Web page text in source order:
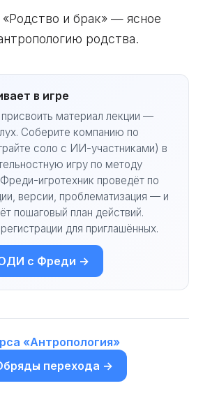
и брак» — ясное
родства.
в игре
материал лекции —
Соберите компанию по
соло с ИИ-участниками) в
игру по методу
игротехник проведёт по
версии, проблематизация — и
пошаговый план действий.
для приглашённых.
с Фреди →
«Антропология»
перехода →